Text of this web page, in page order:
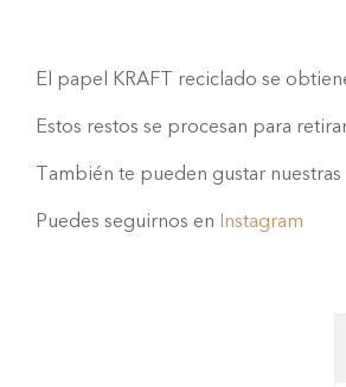
El papel KRAFT reciclado se
Estos restos se procesan para
También te pueden gustar
Puedes seguirnos en Instagram